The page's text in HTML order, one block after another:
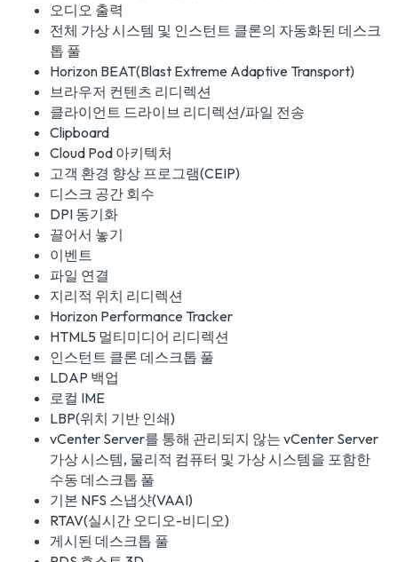
오디오 출력
전체 가상 시스템 및 인스턴트 클론의 자동화된 데스크
톱 풀
Horizon BEAT(Blast Extreme Adaptive Transport)
브라우저 컨텐츠 리디렉션
클라이언트 드라이브 리디렉션/파일 전송
Clipboard
Cloud Pod 아키텍처
고객 환경 향상 프로그램(CEIP)
디스크 공간 회수
DPI 동기화
끌어서 놓기
이벤트
파일 연결
지리적 위치 리디렉션
Horizon Performance Tracker
HTML5 멀티미디어 리디렉션
인스턴트 클론 데스크톱 풀
LDAP 백업
로컬 IME
LBP(위치 기반 인쇄)
vCenter Server를 통해 관리되지 않는 vCenter Server
가상 시스템, 물리적 컴퓨터 및 가상 시스템을 포함한
수동 데스크톱 풀
기본 NFS 스냅샷(VAAI)
RTAV(실시간 오디오-비디오)
게시된 데스크톱 풀